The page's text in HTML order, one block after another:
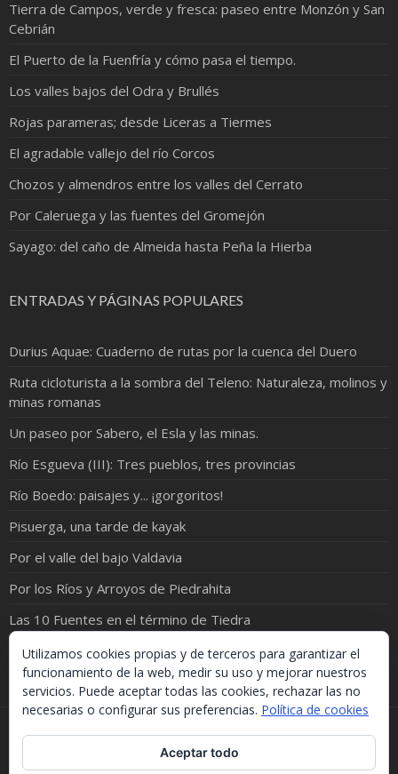
Tierra de Campos, verde y fresca: paseo entre Monzón y San
Cebrián
El Puerto de la Fuenfría y cómo pasa el tiempo.
Los valles bajos del Odra y Brullés
Rojas parameras; desde Liceras a Tiermes
El agradable vallejo del río Corcos
Chozos y almendros entre los valles del Cerrato
Por Caleruega y las fuentes del Gromejón
Sayago: del caño de Almeida hasta Peña la Hierba
ENTRADAS Y PÁGINAS POPULARES
Durius Aquae: Cuaderno de rutas por la cuenca del Duero
Ruta cicloturista a la sombra del Teleno: Naturaleza, molinos y
minas romanas
Un paseo por Sabero, el Esla y las minas.
Río Esgueva (III): Tres pueblos, tres provincias
Río Boedo: paisajes y... ¡gorgoritos!
Pisuerga, una tarde de kayak
Por el valle del bajo Valdavia
Por los Ríos y Arroyos de Piedrahita
Las 10 Fuentes en el término de Tiedra
Castrillo de Duero: el pueblo del Empecinado
Si necesitas algo de este blog puedes cogerlo, lo único
que te pido es que menciones la procedencia. Gracias.
Utilizamos cookies propias y de terceros para garantizar el
funcionamiento de la web, medir su uso y mejorar nuestros
servicios. Puede aceptar todas las cookies, rechazar las no
necesarias o configurar sus preferencias. Política de cookies
Aceptar todo